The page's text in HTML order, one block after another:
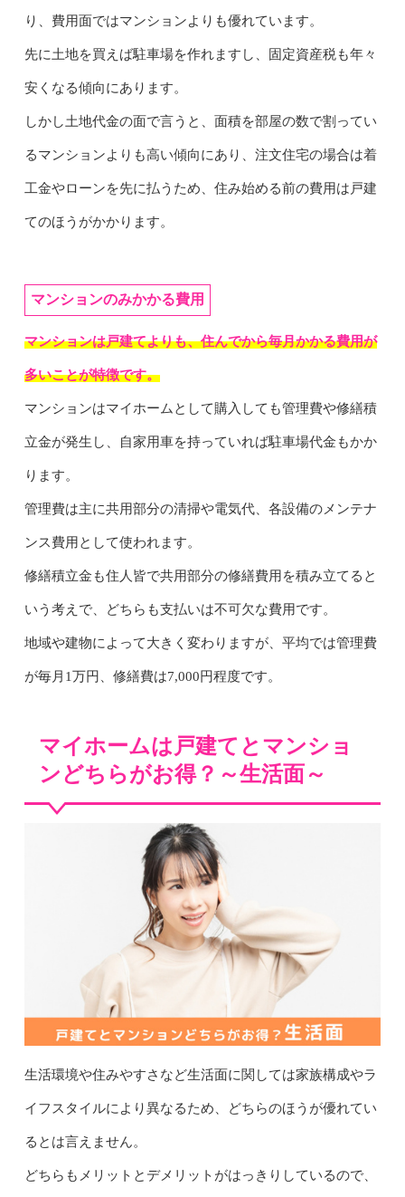
り、費用面ではマンションよりも優れています。
先に土地を買えば駐車場を作れますし、固定資産税も年々
安くなる傾向にあります。
しかし土地代金の面で言うと、面積を部屋の数で割ってい
るマンションよりも高い傾向にあり、注文住宅の場合は着
工金やローンを先に払うため、住み始める前の費用は戸建
てのほうがかかります。
マンションのみかかる費用
マンションは戸建てよりも、住んでから毎月かかる費用が
多いことが特徴です。
マンションはマイホームとして購入しても管理費や修繕積
立金が発生し、自家用車を持っていれば駐車場代金もかか
ります。
管理費は主に共用部分の清掃や電気代、各設備のメンテナ
ンス費用として使われます。
修繕積立金も住人皆で共用部分の修繕費用を積み立てると
いう考えで、どちらも支払いは不可欠な費用です。
地域や建物によって大きく変わりますが、平均では管理費
が毎月1万円、修繕費は7,000円程度です。
マイホームは戸建てとマンショ
ンどちらがお得？～生活面～
生活環境や住みやすさなど生活面に関しては家族構成やラ
イフスタイルにより異なるため、どちらのほうが優れてい
るとは言えません。
どちらもメリットとデメリットがはっきりしているので、